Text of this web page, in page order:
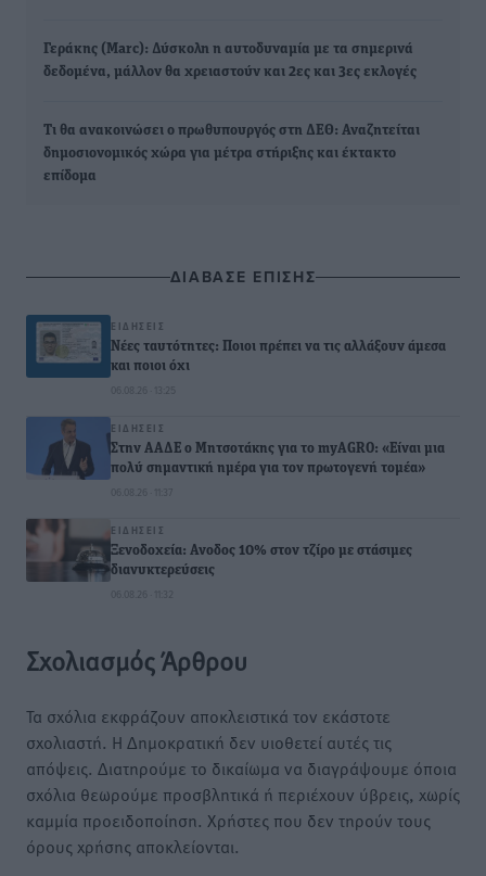
Γεράκης (Marc): Δύσκολη η αυτοδυναμία με τα σημερινά
δεδομένα, μάλλον θα χρειαστούν και 2ες και 3ες εκλογές
Τι θα ανακοινώσει ο πρωθυπουργός στη ΔΕΘ: Αναζητείται
δημοσιονομικός χώρα για μέτρα στήριξης και έκτακτο
επίδομα
ΔΙΑΒΑΣΕ ΕΠΙΣΗΣ
ΕΙΔΉΣΕΙΣ
Νέες ταυτότητες: Ποιοι πρέπει να τις αλλάξουν άμεσα
και ποιοι όχι
06.08.26 · 13:25
ΕΙΔΉΣΕΙΣ
Στην ΑΑΔΕ ο Μητσοτάκης για το myAGRO: «Είναι μια
πολύ σημαντική ημέρα για τον πρωτογενή τομέα»
06.08.26 · 11:37
ΕΙΔΉΣΕΙΣ
Ξενοδοχεία: Ανοδος 10% στον τζίρο με στάσιμες
διανυκτερεύσεις
06.08.26 · 11:32
Σχολιασμός Άρθρου
Τα σχόλια εκφράζουν αποκλειστικά τον εκάστοτε
σχολιαστή. Η Δημοκρατική δεν υιοθετεί αυτές τις
απόψεις. Διατηρούμε το δικαίωμα να διαγράψουμε όποια
σχόλια θεωρούμε προσβλητικά ή περιέχουν ύβρεις, χωρίς
καμμία προειδοποίηση. Χρήστες που δεν τηρούν τους
όρους χρήσης αποκλείονται.